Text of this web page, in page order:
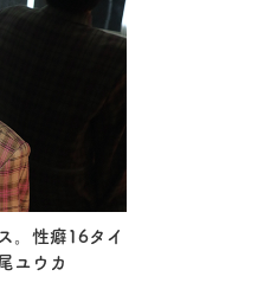
。性癖16タイ
ユウカ